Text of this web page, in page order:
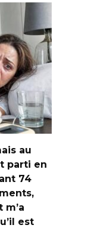
au
parti en
74
m’a
est